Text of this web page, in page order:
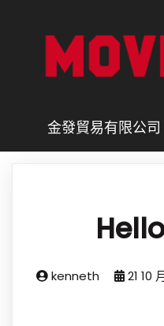
金發貿易有限公司
kenneth 21 10